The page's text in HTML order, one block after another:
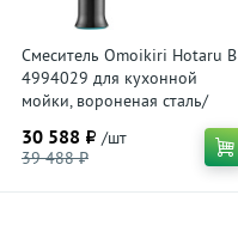
Смеситель Omoikiri Hotaru B
4994029 для кухонной
мойки, вороненая сталь/
30 588 ₽ /шт
39 488 ₽